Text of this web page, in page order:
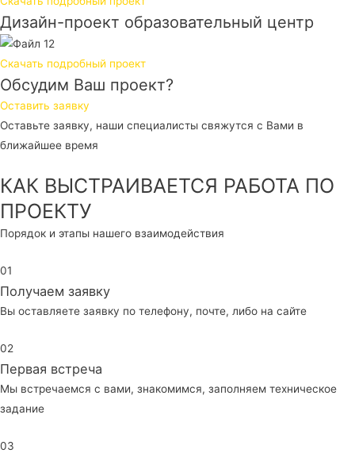
Дизайн-проект образовательный центр
Скачать подробный проект
Обсудим Ваш проект?
Оставить заявку
Оставьте заявку, наши специалисты свяжутся с Вами в
ближайшее время
КАК ВЫСТРАИВАЕТСЯ РАБОТА ПО
ПРОЕКТУ
Порядок и этапы нашего взаимодействия
01
Получаем заявку
Вы оставляете заявку по телефону, почте, либо на сайте
02
Первая встреча
Мы встречаемся с вами, знакомимся, заполняем техническое
задание
03